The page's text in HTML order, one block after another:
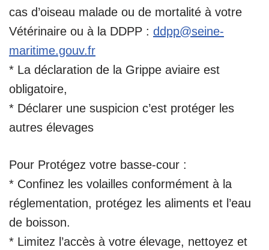
cas d’oiseau malade ou de mortalité à votre
Vétérinaire ou à la DDPP : ddpp@seine-
maritime.gouv.fr
* La déclaration de la Grippe aviaire est
obligatoire,
* Déclarer une suspicion c’est protéger les
autres élevages
Pour Protégez votre basse-cour :
* Confinez les volailles conformément à la
réglementation, protégez les aliments et l’eau
de boisson.
* Limitez l’accès à votre élevage, nettoyez et